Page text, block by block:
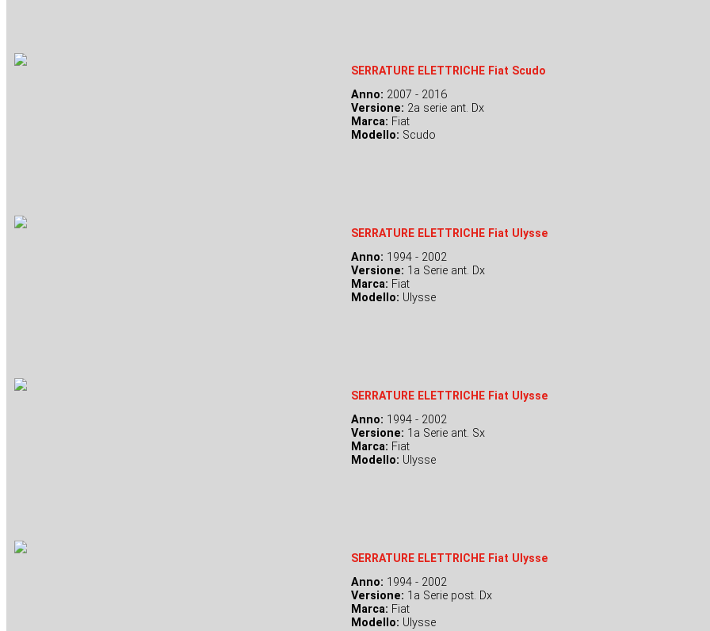
SERRATURE ELETTRICHE Fiat Scudo
Anno: 2007 - 2016
Versione: 2a serie ant. Dx
Marca: Fiat
Modello: Scudo
SERRATURE ELETTRICHE Fiat Ulysse
Anno: 1994 - 2002
Versione: 1a Serie ant. Dx
Marca: Fiat
Modello: Ulysse
SERRATURE ELETTRICHE Fiat Ulysse
Anno: 1994 - 2002
Versione: 1a Serie ant. Sx
Marca: Fiat
Modello: Ulysse
SERRATURE ELETTRICHE Fiat Ulysse
Anno: 1994 - 2002
Versione: 1a Serie post. Dx
Marca: Fiat
Modello: Ulysse